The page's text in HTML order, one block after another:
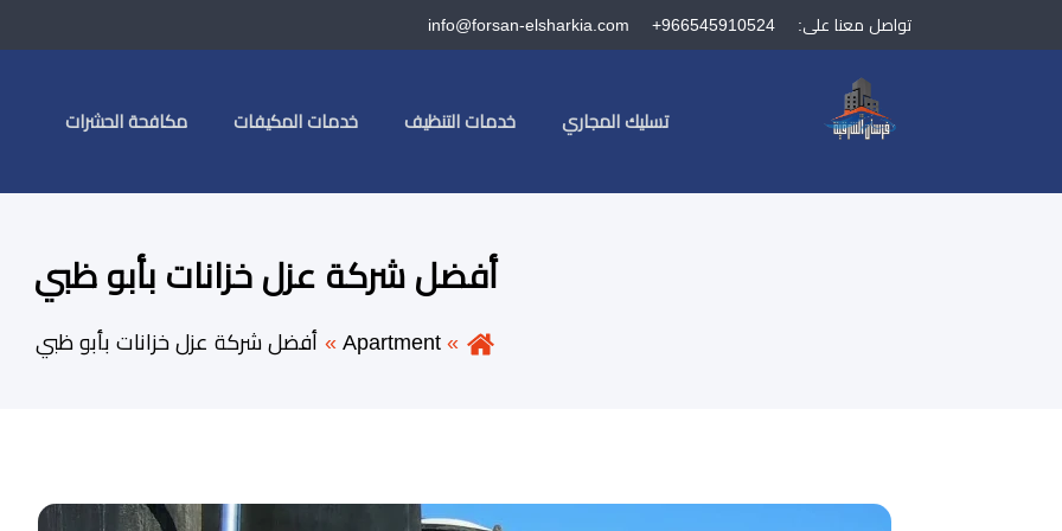
تواصل معنا على: +966545910524
info@forsan-elsharkia.com
تسليك المجاري خدمات التنظيف خدمات المكيفات مكافحة الحشرات
أفضل شركة عزل خزانات بأبو ظبي
Apartment أفضل شركة عزل خزانات بأبو ظبي